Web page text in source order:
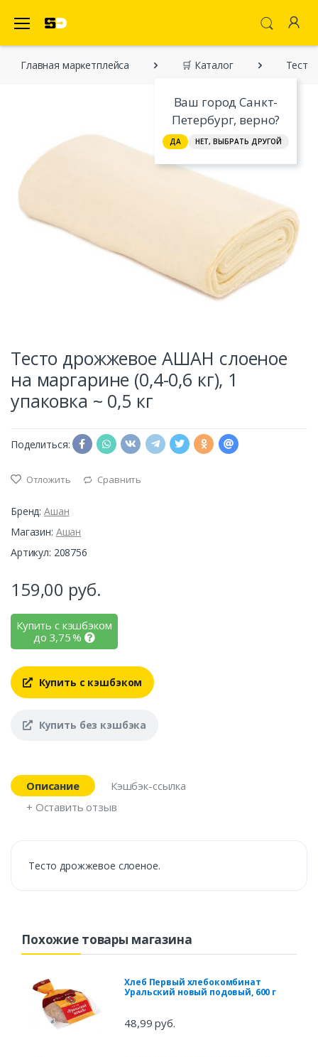
Ваш город Санкт-
Петербург, верно?
ДА НЕТ, ВЫБРАТЬ ДРУГОЙ
Главная марĸетплейса 🛒 Каталог Тесто
Тесто дрожжевое АШАН слоеное
на маргарине (0,4-0,6 кг), 1
упаковка ~ 0,5 кг
Поделиться:
Отложить Сравнить
Бренд: Ашан
Магазин: Ашан
Артикул: 208756
159,00 руб.
Купить с кэшбэком
до 3,75%
Купить с кэшбэком
Купить без кэшбэка
Описание
Кэшбэк-ссылка
+ Оставить отзыв
Тесто дрожжевое слоеное.
Похожие товары магазина
Хлеб Первый хлебокомбинат
Уральский новый подовый, 600 г
48,99 руб.